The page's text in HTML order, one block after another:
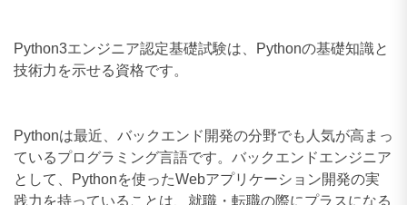
Python3エンジニア認定基礎試験は、Pythonの基礎知識と
技術力を示せる資格です。
Pythonは最近、バックエンド開発の分野でも人気が高まっ
ているプログラミング言語です。バックエンドエンジニア
として、Pythonを使ったWebアプリケーション開発の実
践力を持っていることは、就職・転職の際にプラスになる